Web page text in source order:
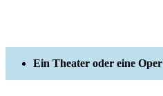
Ein Theater oder eine Oper